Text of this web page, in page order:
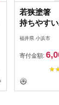
若狭塗箸
持ちやす
ット｜ 箸
食洗器 木
塗 天然 お
新年 新し
生活準備
福井県 小浜市
寄付金額: